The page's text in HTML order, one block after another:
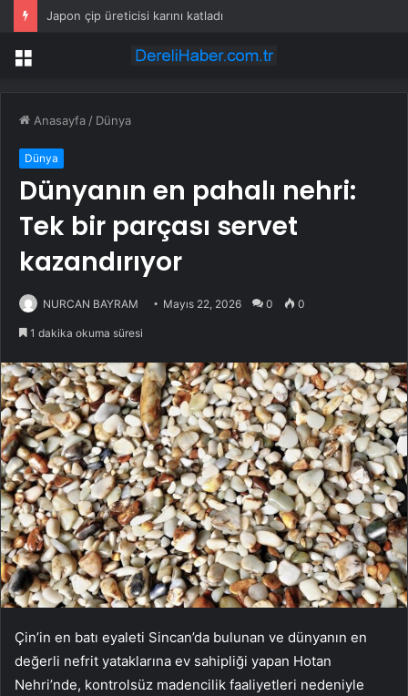
Japon çip üreticisi karını katladı
Menü
Anasayfa / Dünya
Dünya
Dünyanın en pahalı nehri:
Tek bir parçası servet
kazandırıyor
NURCAN BAYRAM Mayıs 22, 2026 0 0
1 dakika okuma süresi
Çin’in en batı eyaleti Sincan’da bulunan ve dünyanın en
değerli nefrit yataklarına ev sahipliği yapan Hotan
Nehri’nde, kontrolsüz madencilik faaliyetleri nedeniyle